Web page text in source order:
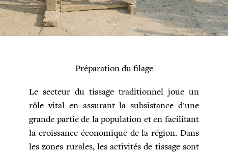
Préparation du filage
Le secteur du tissage traditionnel joue un
rôle vital en assurant la subsistance d'une
grande partie de la population et en facilitant
la croissance économique de la région. Dans
les zones rurales, les activités de tissage sont